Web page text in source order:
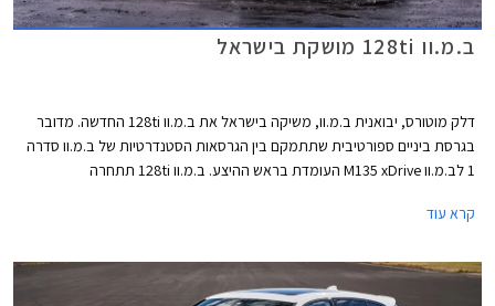
ב.מ.וו 128ti מושקת בישראל
דלק מוטורס, יבואנית ב.מ.וו, משיקה בישראל את ב.מ.וו 128ti החדשה. מדובר
בגרסת ביניים ספורטיבית שתתמקם בין הגרסאות הסטנדרטיות של ב.מ.וו סדרה
1 לב.מ.וו M135 xDrive העומדת בראש ההיצע. ב.מ.וו 128ti תתחרה
קרא עוד